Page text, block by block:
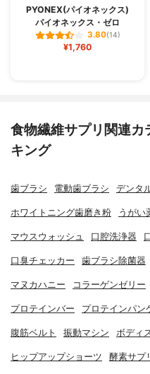
PYONEX(パイオネックス)
パイオネックス・ゼロ
3.80(14)
¥1,760
食物繊維サプリ関連
キング
歯ブラシ 電動歯ブラシ デンタ
ホワイトニング歯磨き粉 うがい
マウスウォッシュ 口腔洗浄器
口臭チェッカー 歯ブラシ除菌器
マヌカハニー コラーゲンゼリー
プロテインバー プロテインパン
腹筋ベルト 振動マシン ボディ
ヒップアップショーツ 酵素サプ